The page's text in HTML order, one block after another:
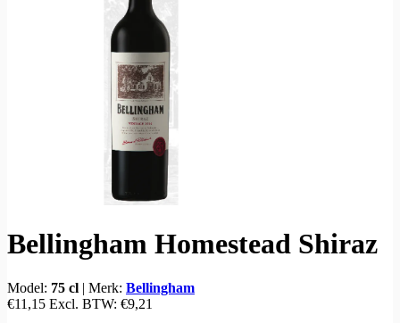
Bellingham Homestead Shiraz
Model: 75 cl | Merk: Bellingham
€11,15 Excl. BTW: €9,21